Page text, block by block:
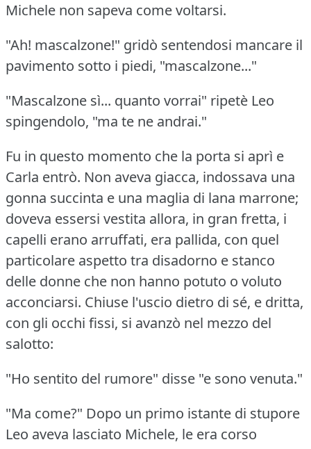
Michele non sapeva come voltarsi.
"Ah! mascalzone!" gridò sentendosi mancare il
pavimento sotto i piedi, "mascalzone..."
"Mascalzone sì... quanto vorrai" ripetè Leo
spingendolo, "ma te ne andrai."
Fu in questo momento che la porta si aprì e
Carla entrò. Non aveva giacca, indossava una
gonna succinta e una maglia di lana marrone;
doveva essersi vestita allora, in gran fretta, i
capelli erano arruffati, era pallida, con quel
particolare aspetto tra disadorno e stanco
delle donne che non hanno potuto o voluto
acconciarsi. Chiuse l'uscio dietro di sé, e dritta,
con gli occhi fissi, si avanzò nel mezzo del
salotto:
"Ho sentito del rumore" disse "e sono venuta."
"Ma come?" Dopo un primo istante di stupore
Leo aveva lasciato Michele, le era corso